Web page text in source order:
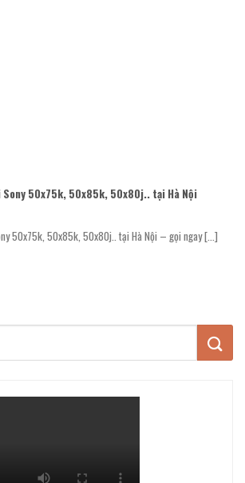
Sony 50x75k, 50x85k, 50x80j.. tại Hà Nội
50x75k, 50x85k, 50x80j.. tại Hà Nội – gọi ngay [...]